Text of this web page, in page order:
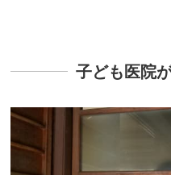
子ども医院